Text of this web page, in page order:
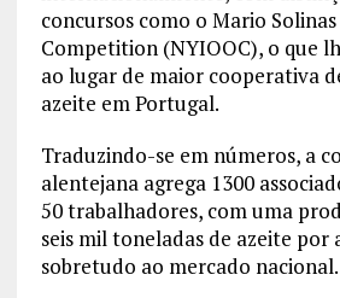
concursos como o Mario
Competition (NYIOOC), o que
ao lugar de maior cooperativa
azeite em Portugal.
Traduzindo-se em números, a
alentejana agrega 1300
50 trabalhadores, com uma
seis mil toneladas de azeite por
sobretudo ao mercado nacional.